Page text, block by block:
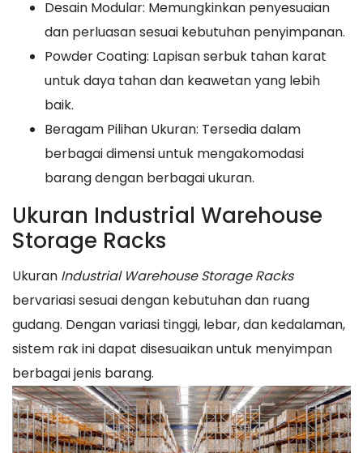
Desain Modular: Memungkinkan penyesuaian
dan perluasan sesuai kebutuhan penyimpanan.
Powder Coating: Lapisan serbuk tahan karat
untuk daya tahan dan keawetan yang lebih
baik.
Beragam Pilihan Ukuran: Tersedia dalam
berbagai dimensi untuk mengakomodasi
barang dengan berbagai ukuran.
Ukuran Industrial Warehouse
Storage Racks
Ukuran Industrial Warehouse Storage Racks
bervariasi sesuai dengan kebutuhan dan ruang
gudang. Dengan variasi tinggi, lebar, dan kedalaman,
sistem rak ini dapat disesuaikan untuk menyimpan
berbagai jenis barang.